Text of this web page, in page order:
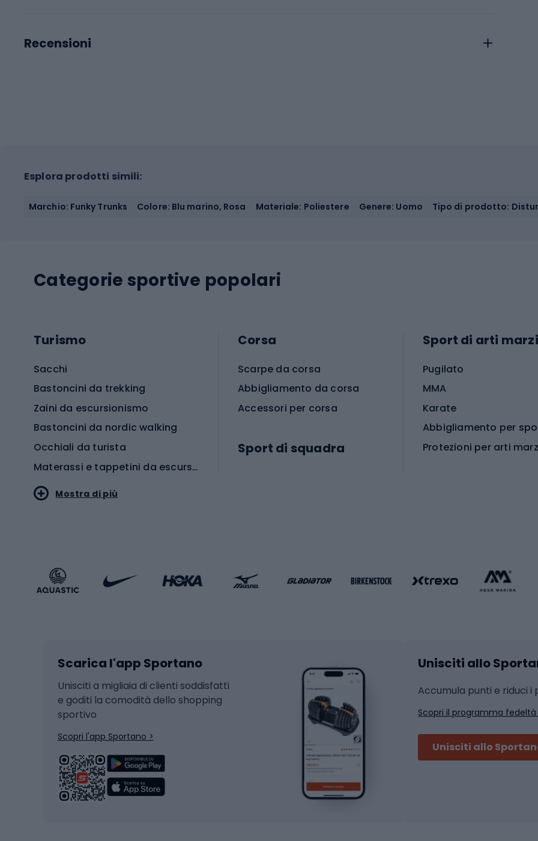
Recensioni
Esplora prodotti simili:
Marchio: Funky Trunks Colore: Blu marino, Rosa Materiale: Poliestere Genere: Uomo Tipo di prodotto:
Categorie sportive popolari
Turismo
Sacchi
Bastoncini da trekking
Zaini da escursionismo
Bastoncini da nordic walking
Occhiali da turista
Materassi e tappetini da escursionismo
Accessori Sportstyle
Sci di fondo
Hockey
Snowboard
Skitouring
Pattini da ghiaccio
Biciclette
Corsa
Scarpe da corsa
Abbigliamento da corsa
Accessori per corsa
Sport di squadra
Abbigliamento da basket
Sci da sci alpinismo
Scarponi da sci alpinismo
Bastoncini da sci alpinismo
Sport di arti
Pugilato
MMA
Karate
Protezioni per arti
Yoga
Abbigliamento fitness
Sport con le
Badminton
Ping pong
Tennis
Mostra di più
Scarica l'app Sportano
Unisciti a migliaia di clienti soddisfatti
e goditi la comodità dello shopping
sportivo
Scopri l'app Sportano >
Unisciti allo
Accumula punti e riduci i
Scopri il programma fedeltà
Unisciti allo